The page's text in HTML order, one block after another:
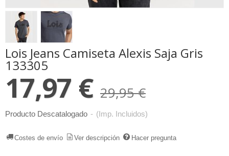
Lois Jeans Camiseta Alexis Saja Gris
133305
17,97 € 29,95 €
Producto Descatalogado - (Imp. Incluidos)
Costes de envío Ver descripción Hacer pregunta